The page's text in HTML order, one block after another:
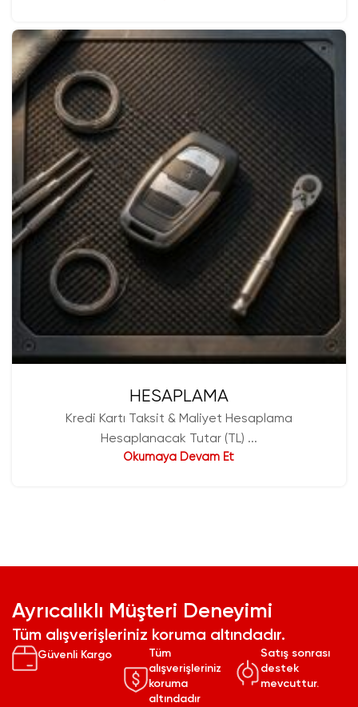
HESAPLAMA
Kredi Kartı Taksit & Maliyet Hesaplama
Hesaplanacak Tutar (TL) ...
Okumaya Devam Et
Ayrıcalıklı Müşteri Deneyimi
Tüm alışverişleriniz koruma altındadır.
Güvenli Kargo
Tüm
alışverişleriniz
koruma
altındadır
Satış sonrası
destek
mevcuttur.